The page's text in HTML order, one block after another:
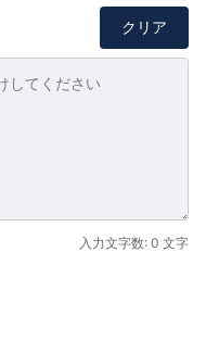
クリア
入力文字数: 0 文字